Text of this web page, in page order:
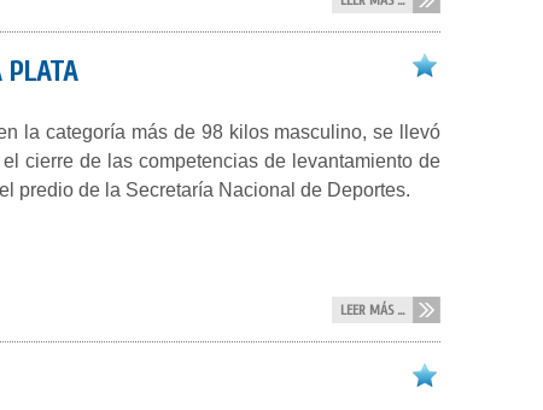
PLATA
la categoría más de 98 kilos masculino, se llevó
cierre de las competencias de levantamiento de
predio de la Secretaría Nacional de Deportes.
LEER MÁS ...